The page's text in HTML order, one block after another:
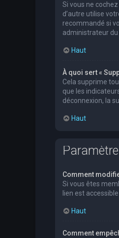
Si vous ne
d’autre utilise
recommandé si
administrateur
Haut
À quoi sert «
Cela supprime
que les
déconnexion, la
Haut
Comment
Si vous êtes
lien est
Haut
Comment